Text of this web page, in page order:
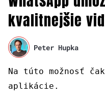
kvalitnejšie
Peter Hupka
Na túto možnosť
aplikácie.